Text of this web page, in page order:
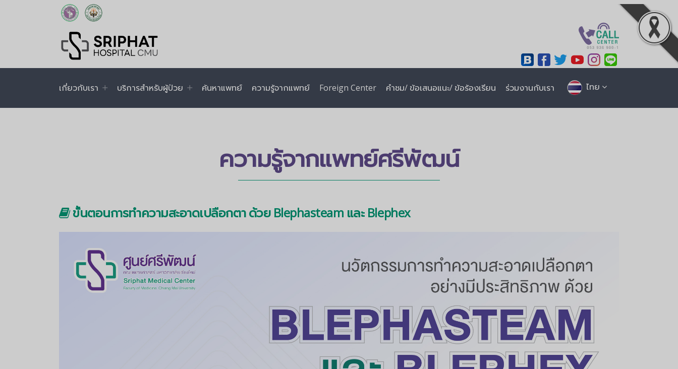
เกี่ยวกับเรา บริการสำหรับผู้ป่วย ค้นหาแพทย์ ความรู้จากแพทย์ Foreign Center คำชม/ ข้อเสนอแนะ/ ข้อร้องเรียน ร่วมงานกับเรา ไทย
ความรู้จากแพทย์ศรีพัฒน์
ขั้นตอนการทำความสะอาดเปลือกตา ด้วย Blephasteam และ Blephex